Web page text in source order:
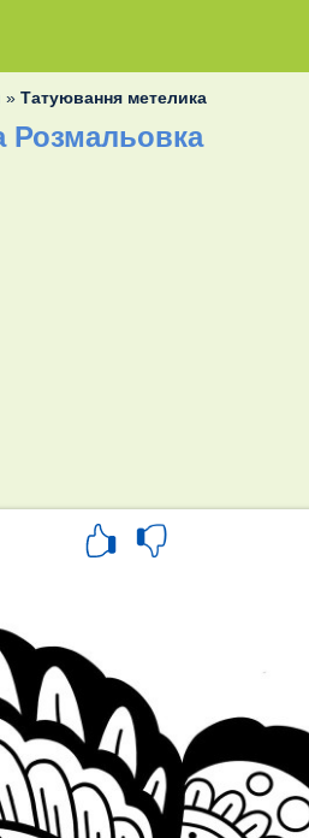
»Татуювання метелика
Розмальовка